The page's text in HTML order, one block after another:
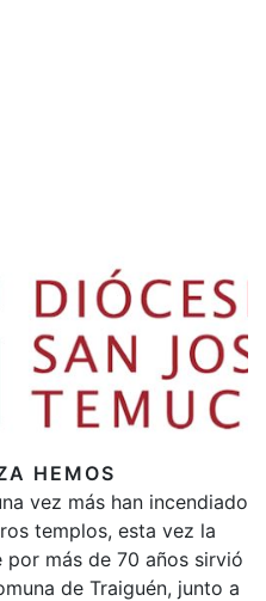
HEMOS
vez más han incendiado
templos, esta vez la
por más de 70 años sirvió
de Traiguén, junto a